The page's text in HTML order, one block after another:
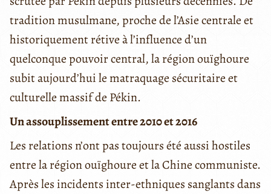
tradition musulmane, proche de l’Asie centrale et
historiquement rétive à l’influence d’un
quelconque pouvoir central, la région ouïghoure
subit aujourd’hui le matraquage sécuritaire et
culturelle massif de Pékin.
Un assouplissement entre 2010 et 2016
Les relations n’ont pas toujours été aussi hostiles
entre la région ouïghoure et la Chine communiste.
Après les incidents inter-ethniques sanglants dans